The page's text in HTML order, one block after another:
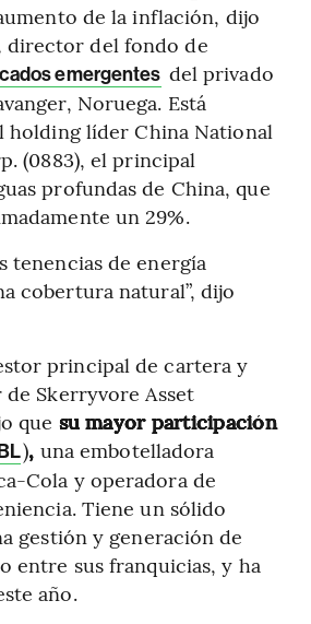
de la inflación, dijo
director del fondo de
emergentes del privado
Noruega. Está
holding líder China National
(0883), el principal
profundas de China, que
un 29%.
tenencias de energía
cobertura natural”, dijo
principal de cartera y
Skerryvore Asset
que su mayor participación
), una embotelladora
Cola y operadora de
Tiene un sólido
gestión y generación de
entre sus franquicias, y ha
año.